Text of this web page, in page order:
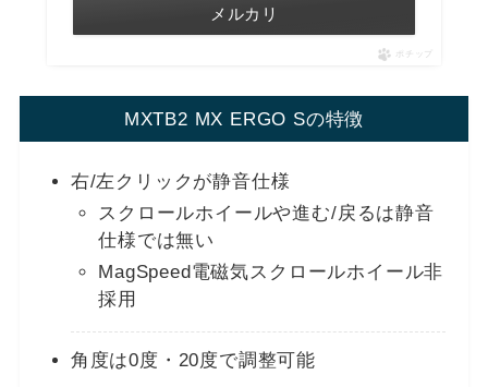
メルカリ
ポチップ
MXTB2 MX ERGO Sの特徴
右/左クリックが静音仕様
スクロールホイールや進む/戻るは静音
仕様では無い
MagSpeed電磁気スクロールホイール非
採用
角度は0度・20度で調整可能